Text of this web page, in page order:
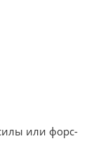
или форс-